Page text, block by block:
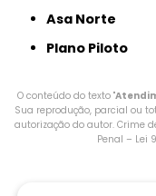
Asa Norte
Plano Piloto
O conteúdo do texto "
Sua reprodução, parcial ou
autorização do autor. Crime
Penal – Lei